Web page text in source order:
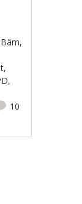
Bäm,
,
,
10